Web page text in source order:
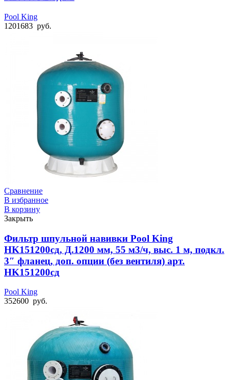
Pool King
1201683 руб.
Сравнение
В избранное
В корзину
Закрыть
Фильтр шпульной навивки Pool King
HK151200cд, Д.1200 мм, 55 м3/ч, выс. 1 м, подкл.
3″ фланец, доп. опции (без вентиля) арт.
HK151200сд
Pool King
352600 руб.